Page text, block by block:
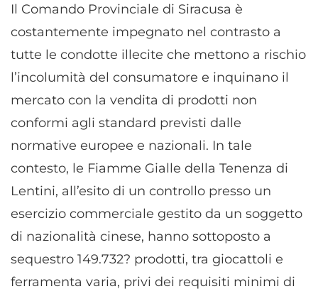
Il Comando Provinciale di Siracusa è
costantemente impegnato nel contrasto a
tutte le condotte illecite che mettono a rischio
l’incolumità del consumatore e inquinano il
mercato con la vendita di prodotti non
conformi agli standard previsti dalle
normative europee e nazionali. In tale
contesto, le Fiamme Gialle della Tenenza di
Lentini, all’esito di un controllo presso un
esercizio commerciale gestito da un soggetto
di nazionalità cinese, hanno sottoposto a
sequestro 149.732? prodotti, tra giocattoli e
ferramenta varia, privi dei requisiti minimi di